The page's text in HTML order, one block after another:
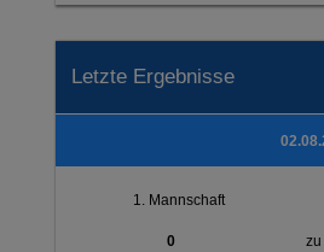
Letzte Ergebnisse
1. Mannschaft
0 zu